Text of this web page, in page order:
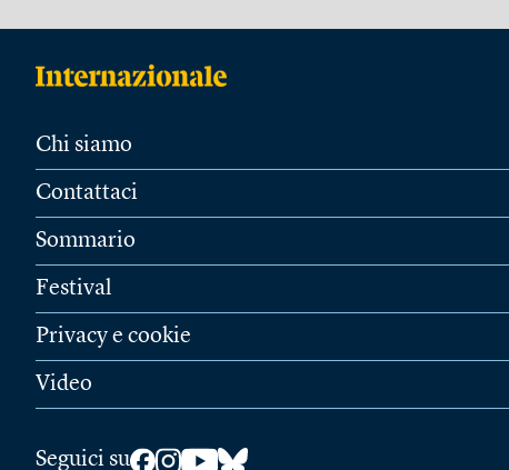
Chi siamo
Contattaci
Sommario
Festival
Privacy e cookie
Video
Seguici su